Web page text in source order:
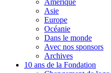
Amérique
Asie
Europe
Océanie
Dans le monde
Avec nos sponsors
Archives
10 ans de la Fondation